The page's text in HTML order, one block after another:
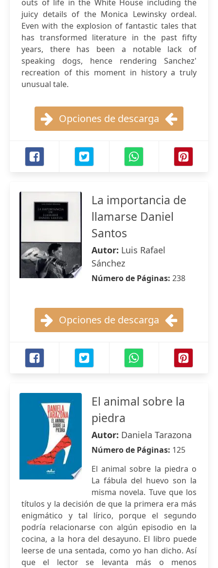
outs of life in the White House including the
juicy details of the Monica Lewinsky ordeal.
Even with the explosion of fantastic tales that
has transformed literature in the past fifty
years, there has been a notable lack of
speaking dogs, hence rendering Sanchez'
recreation of this moment in history a truly
unusual tale.
Opciones de descarga
La importancia de
llamarse Daniel
Santos
Autor: Luis Rafael
Sánchez
Número de Páginas: 238
Opciones de descarga
El animal sobre la
piedra
Autor: Daniela Tarazona
Número de Páginas: 125
El animal sobre la piedra o
La fábula del huevo son la
misma novela. Tuve que los
títulos y la decisión de que la primera era más
enigmático y tal lírico, porque el segundo
podría relacionarse con algún episodio en la
cocina, a la hora del desayuno. El libro puede
leerse de una sentada, como yo han dicho. Así
que el lector se levanta más o menos